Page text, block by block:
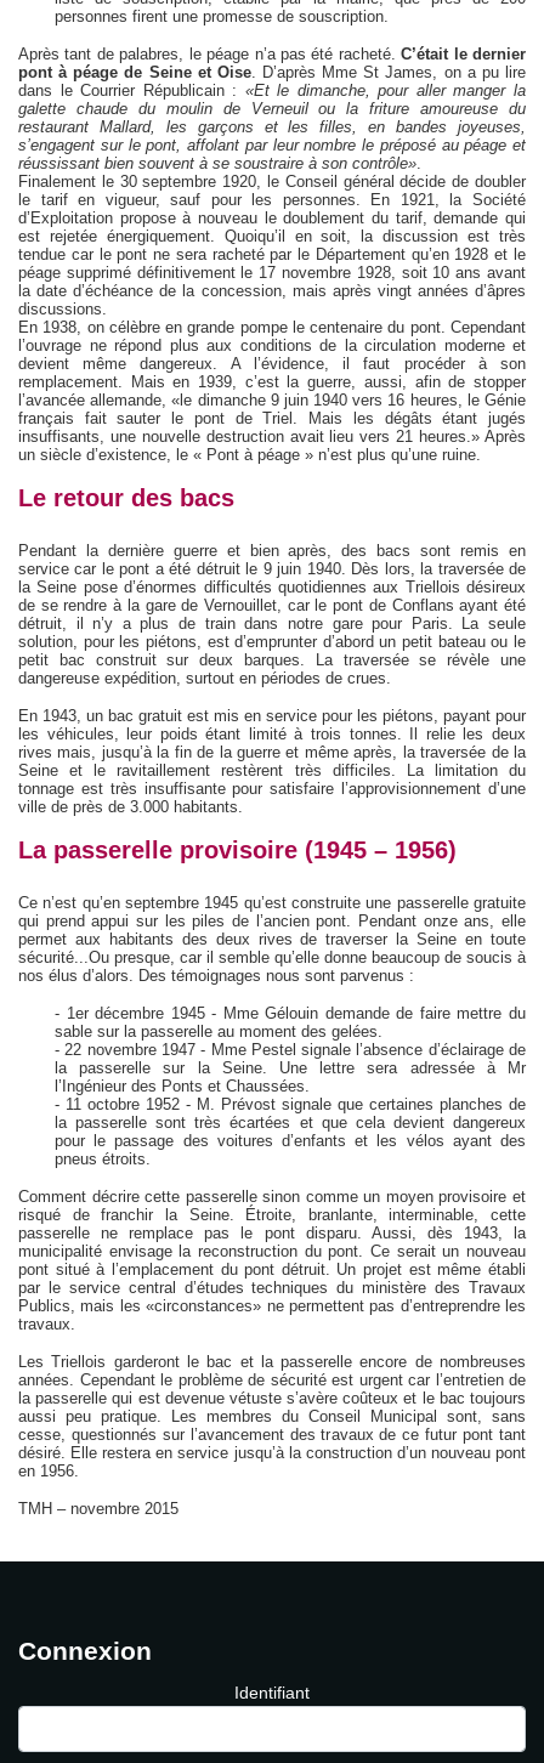
personnes firent une promesse de souscription.
Après tant de palabres, le péage n’a pas été racheté.C’était le dernier
pont à péage de Seine et Oise. D’après Mme St James, on a pu lire
dans le Courrier Républicain : «Et le dimanche, pour aller manger la
galette chaude du moulin de Verneuil ou la friture amoureuse du
restaurant Mallard, les garçons et les filles, en bandes joyeuses,
s’engagent sur le pont, affolant par leur nombre le préposé au péage et
réussissant bien souvent à se soustraire à son contrôle».
Finalement le 30 septembre 1920, le Conseil général décide de doubler
le tarif en vigueur, sauf pour les personnes. En 1921, la Société
d’Exploitation propose à nouveau le doublement du tarif, demande qui
est rejetée énergiquement. Quoiqu’il en soit, la discussion est très
tendue car le pont ne sera racheté par le Département qu’en 1928 et le
péage supprimé définitivement le 17 novembre 1928, soit 10 ans avant
la date d’échéance de la concession, mais après vingt années d’âpres
discussions.
En 1938, on célèbre en grande pompe le centenaire du pont. Cependant
l’ouvrage ne répond plus aux conditions de la circulation moderne et
devient même dangereux. A l’évidence, il faut procéder à son
remplacement. Mais en 1939, c’est la guerre, aussi, afin de stopper
l’avancée allemande, «le dimanche 9 juin 1940 vers 16 heures, le Génie
français fait sauter le pont de Triel. Mais les dégâts étant jugés
insuffisants, une nouvelle destruction avait lieu vers 21 heures.» Après
un siècle d’existence, le « Pont à péage » n’est plus qu’une ruine.
Le retour des bacs
Pendant la dernière guerre et bien après, des bacs sont remis en
service car le pont a été détruit le 9 juin 1940. Dès lors, la traversée de
la Seine pose d’énormes difficultés quotidiennes aux Triellois désireux
de se rendre à la gare de Vernouillet, car le pont de Conflans ayant été
détruit, il n’y a plus de train dans notre gare pour Paris. La seule
solution, pour les piétons, est d’emprunter d’abord un petit bateau ou le
petit bac construit sur deux barques. La traversée se révèle une
dangereuse expédition, surtout en périodes de crues.
En 1943, un bac gratuit est mis en service pour les piétons, payant pour
les véhicules, leur poids étant limité à trois tonnes. Il relie les deux
rives mais, jusqu’à la fin de la guerre et même après, la traversée de la
Seine et le ravitaillement restèrent très difficiles. La limitation du
tonnage est très insuffisante pour satisfaire l’approvisionnement d’une
ville de près de 3.000 habitants.
La passerelle provisoire (1945 – 1956)
Ce n’est qu’en septembre 1945 qu’est construite une passerelle gratuite
qui prend appui sur les piles de l’ancien pont. Pendant onze ans, elle
permet aux habitants des deux rives de traverser la Seine en toute
sécurité...Ou presque, car il semble qu’elle donne beaucoup de soucis à
nos élus d’alors. Des témoignages nous sont parvenus :
- 1er décembre 1945 - Mme Gélouin demande de faire mettre du
sable sur la passerelle au moment des gelées.
- 22 novembre 1947 - Mme Pestel signale l’absence d’éclairage de
la passerelle sur la Seine. Une lettre sera adressée à Mr
l’Ingénieur des Ponts et Chaussées.
- 11 octobre 1952 - M. Prévost signale que certaines planches de
la passerelle sont très écartées et que cela devient dangereux
pour le passage des voitures d’enfants et les vélos ayant des
pneus étroits.
Comment décrire cette passerelle sinon comme un moyen provisoire et
risqué de franchir la Seine. Étroite, branlante, interminable, cette
passerelle ne remplace pas le pont disparu. Aussi, dès 1943, la
municipalité envisage la reconstruction du pont. Ce serait un nouveau
pont situé à l’emplacement du pont détruit. Un projet est même établi
par le service central d’études techniques du ministère des Travaux
Publics, mais les «circonstances» ne permettent pas d’entreprendre les
travaux.
Les Triellois garderont le bac et la passerelle encore de nombreuses
années. Cependant le problème de sécurité est urgent car l’entretien de
la passerelle qui est devenue vétuste s’avère coûteux et le bac toujours
aussi peu pratique. Les membres du Conseil Municipal sont, sans
cesse, questionnés sur l’avancement des travaux de ce futur pont tant
désiré. Elle restera en service jusqu’à la construction d’un nouveau pont
en 1956.
TMH – novembre 2015
Connexion
Identifiant